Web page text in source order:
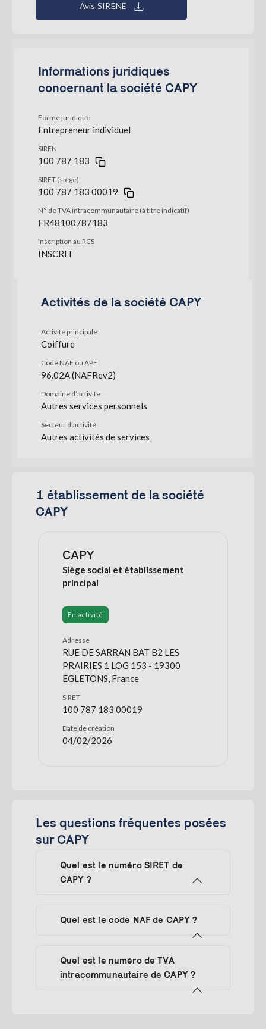
Avis SIRENE
Informations juridiques
concernant la société CAPY
Forme juridique
Entrepreneur individuel
SIREN
100 787 183
SIRET (siège)
100 787 183 00019
N° de TVA intracommunautaire (à titre indicatif)
FR48100787183
Inscription au RCS
INSCRIT
Activités de la société CAPY
Activité principale
Coiffure
Code NAF ou APE
96.02A (NAFRev2)
Domaine d’activité
Autres services personnels
Secteur d’activité
Autres activités de services
1 établissement de la société
CAPY
CAPY
Siège social et établissement
principal
En activité
Adresse
RUE DE SARRAN BAT B2 LES
PRAIRIES 1 LOG 153 - 19300
EGLETONS, France
SIRET
100 787 183 00019
Date de création
04/02/2026
Les questions fréquentes posées
sur CAPY
Quel est le numéro SIRET de
CAPY ?
Quel est le code NAF de CAPY ?
Quel est le numéro de TVA
intracommunautaire de CAPY ?